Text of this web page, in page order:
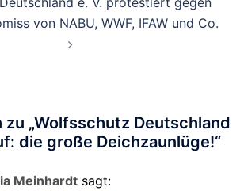
von NABU, WWF, IFAW und Co.
„Wolfsschutz Deutschland
die große Deichzaunlüge!“
Meinhardt sagt: